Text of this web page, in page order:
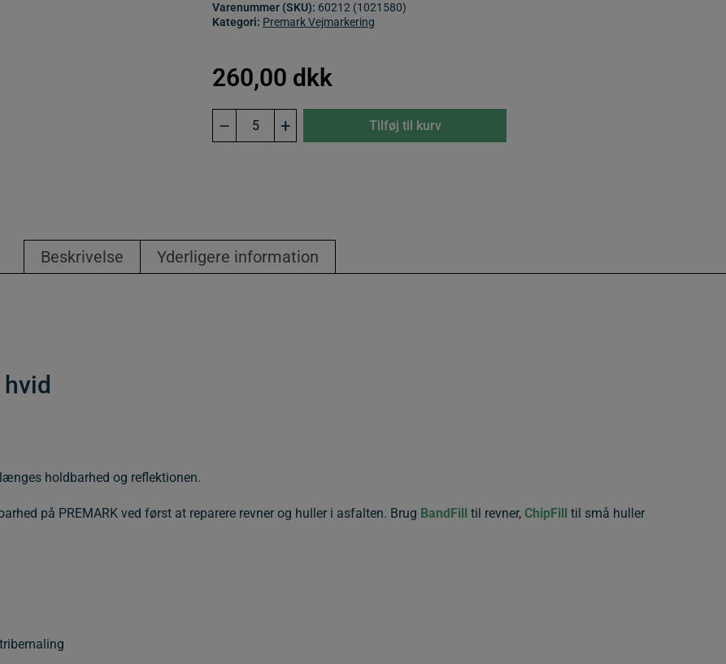
Varenummer (SKU): 60212 (1021580)
Kategori: Premark Vejmarkering
260,00 dkk
–
fodgænger
+ Tilføj til kurv
Beskrivelse Yderligere information
holdbarhed og reflektionen.
på PREMARK ved først at reparere revner og huller i asfalten. Brug BandFill til revner, ChipFill
til små huller